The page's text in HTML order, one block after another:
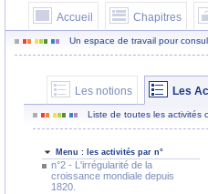
Accueil Chapitres
Un espace de travail pour
Les notions Les
Liste de toutes les activités
Menu : les activités par n°
n°2 - L'irrégularité de la
croissance mondiale depuis
1820.